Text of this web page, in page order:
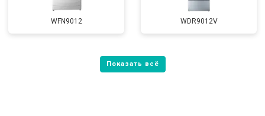
WFN9012 WDR9012V